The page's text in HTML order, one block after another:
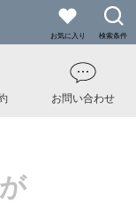
お気に入り 検索条件
お問い合わせ